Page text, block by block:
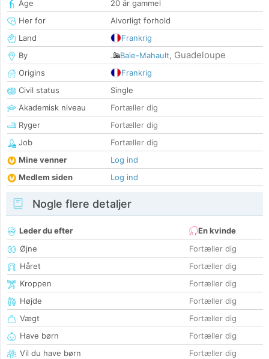
Age
20 år gammel
Her for
Alvorligt forhold
Land
Frankrig
By
Baie-Mahault, Guadeloupe
Origins
Frankrig
Civil status
Single
Akademisk niveau
Fortæller dig
Ryger
Fortæller dig
Job
Fortæller dig
Mine venner
Log ind
Medlem siden
Log ind
Nogle flere detaljer
Leder du efter
En kvinde
Øjne
Fortæller dig
Håret
Fortæller dig
Kroppen
Fortæller dig
Højde
Fortæller dig
Vægt
Fortæller dig
Have børn
Fortæller dig
Vil du have børn
Fortæller dig